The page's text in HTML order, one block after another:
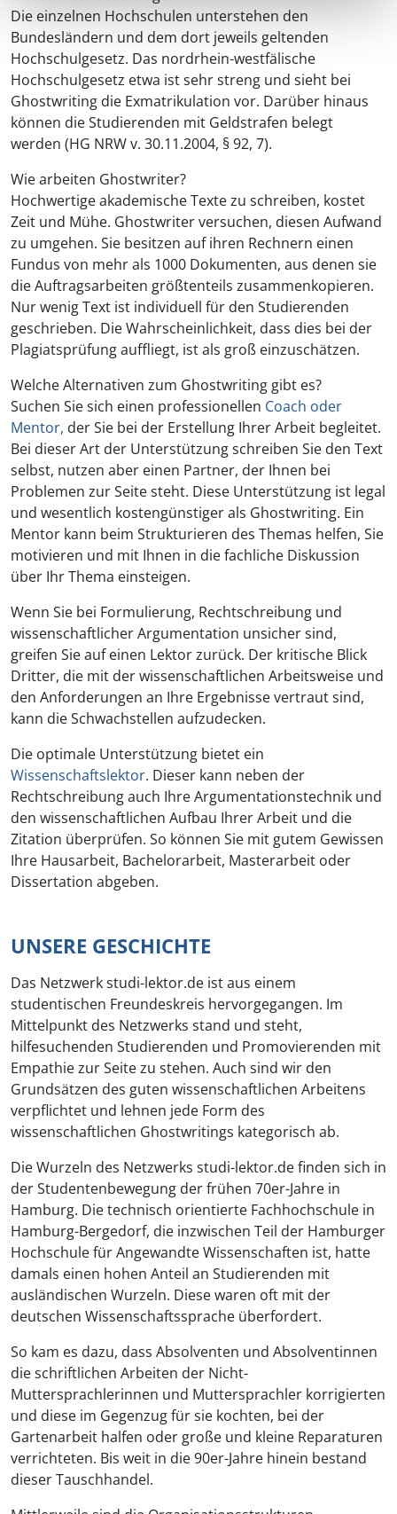
Die einzelnen Hochschulen unterstehen den
Bundesländern und dem dort jeweils geltenden
Hochschulgesetz. Das nordrhein-westfälische
Hochschulgesetz etwa ist sehr streng und sieht bei
Ghostwriting die Exmatrikulation vor. Darüber hinaus
können die Studierenden mit Geldstrafen belegt
werden (HG NRW v. 30.11.2004, § 92, 7).
Wie arbeiten Ghostwriter?
Hochwertige akademische Texte zu schreiben, kostet
Zeit und Mühe. Ghostwriter versuchen, diesen Aufwand
zu umgehen. Sie besitzen auf ihren Rechnern einen
Fundus von mehr als 1000 Dokumenten, aus denen sie
die Auftragsarbeiten größtenteils zusammenkopieren.
Nur wenig Text ist individuell für den Studierenden
geschrieben. Die Wahrscheinlichkeit, dass dies bei der
Plagiatsprüfung auffliegt, ist als groß einzuschätzen.
Welche Alternativen zum Ghostwriting gibt es?
Suchen Sie sich einen professionellen Coach oder
Mentor, der Sie bei der Erstellung Ihrer Arbeit begleitet.
Bei dieser Art der Unterstützung schreiben Sie den Text
selbst, nutzen aber einen Partner, der Ihnen bei
Problemen zur Seite steht. Diese Unterstützung ist legal
und wesentlich kostengünstiger als Ghostwriting. Ein
Mentor kann beim Strukturieren des Themas helfen, Sie
motivieren und mit Ihnen in die fachliche Diskussion
über Ihr Thema einsteigen.
Wenn Sie bei Formulierung, Rechtschreibung und
wissenschaftlicher Argumentation unsicher sind,
greifen Sie auf einen Lektor zurück. Der kritische Blick
Dritter, die mit der wissenschaftlichen Arbeitsweise und
den Anforderungen an Ihre Ergebnisse vertraut sind,
kann die Schwachstellen aufzudecken.
Die optimale Unterstützung bietet ein
Wissenschaftslektor. Dieser kann neben der
Rechtschreibung auch Ihre Argumentationstechnik und
den wissenschaftlichen Aufbau Ihrer Arbeit und die
Zitation überprüfen. So können Sie mit gutem Gewissen
Ihre Hausarbeit, Bachelorarbeit, Masterarbeit oder
Dissertation abgeben.
UNSERE GESCHICHTE
Das Netzwerk studi-lektor.de ist aus einem
studentischen Freundeskreis hervorgegangen. Im
Mittelpunkt des Netzwerks stand und steht,
hilfesuchenden Studierenden und Promovierenden mit
Empathie zur Seite zu stehen. Auch sind wir den
Grundsätzen des guten wissenschaftlichen Arbeitens
verpflichtet und lehnen jede Form des
wissenschaftlichen Ghostwritings kategorisch ab.
Die Wurzeln des Netzwerks studi-lektor.de finden sich in
der Studentenbewegung der frühen 70er-Jahre in
Hamburg. Die technisch orientierte Fachhochschule in
Hamburg-Bergedorf, die inzwischen Teil der Hamburger
Hochschule für Angewandte Wissenschaften ist, hatte
damals einen hohen Anteil an Studierenden mit
ausländischen Wurzeln. Diese waren oft mit der
deutschen Wissenschaftssprache überfordert.
So kam es dazu, dass Absolventen und Absolventinnen
die schriftlichen Arbeiten der Nicht-
Muttersprachlerinnen und Muttersprachler korrigierten
und diese im Gegenzug für sie kochten, bei der
Gartenarbeit halfen oder große und kleine Reparaturen
verrichteten. Bis weit in die 90er-Jahre hinein bestand
dieser Tauschhandel.